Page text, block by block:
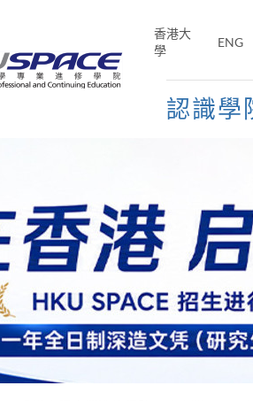
香港大
學
ENG
認識學